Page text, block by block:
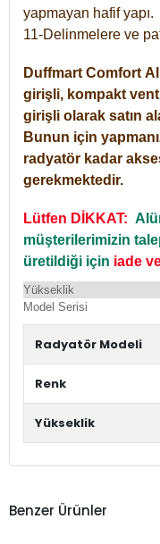
yapmayan hafif yapı.
11-Delinmelere ve
Duffmart Comfort
girişli, kompakt
girişli olarak satın
Bunun için
radyatör kadar
gerekmektedir.
Lütfen DİKKAT:
müşterilerimizin
üretildiği için iade
Yükseklik
Model Serisi
Radyatör Modeli
Renk
Yükseklik
Benzer Ürünler